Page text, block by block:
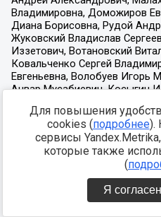
Для повышения
cookies (подробнее).
сервисы
которые также
(
Я